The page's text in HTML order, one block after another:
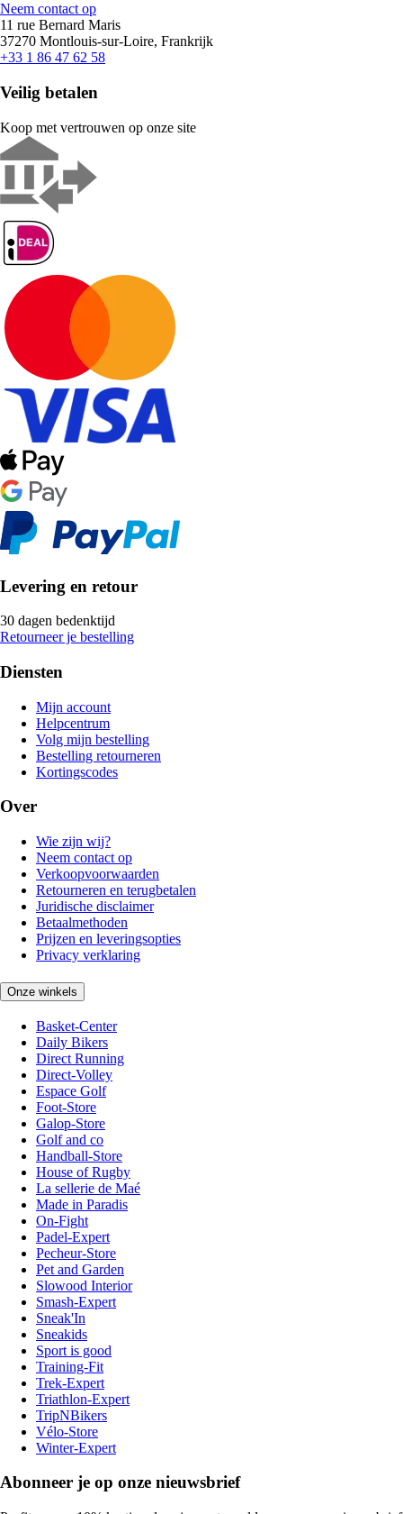
Neem contact op
11 rue Bernard Maris
37270 Montlouis-sur-Loire, Frankrijk
+33 1 86 47 62 58
Veilig betalen
Koop met vertrouwen op onze site
Levering en retour
30 dagen bedenktijd
Retourneer je bestelling
Diensten
Mijn account
Helpcentrum
Volg mijn bestelling
Bestelling retourneren
Kortingscodes
Over
Wie zijn wij?
Neem contact op
Verkoopvoorwaarden
Retourneren en terugbetalen
Juridische disclaimer
Betaalmethoden
Prijzen en leveringsopties
Privacy verklaring
Onze winkels
Basket-Center
Daily Bikers
Direct Running
Direct-Volley
Espace Golf
Foot-Store
Galop-Store
Golf and co
Handball-Store
House of Rugby
La sellerie de Maé
Made in Paradis
On-Fight
Padel-Expert
Pecheur-Store
Pet and Garden
Slowood Interior
Smash-Expert
Sneak'In
Sneakids
Sport is good
Training-Fit
Trek-Expert
Triathlon-Expert
TripNBikers
Vélo-Store
Winter-Expert
Abonneer je op onze nieuwsbrief